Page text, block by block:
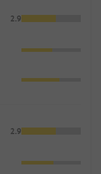
2.9
2.9